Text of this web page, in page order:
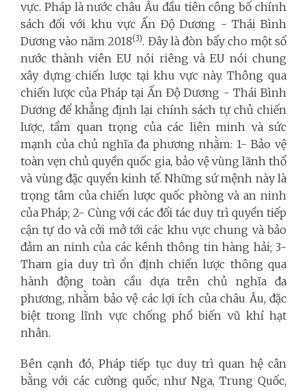
vực. Pháp là nước châu Âu đầu tiên công bố chính
sách đối với khu vực Ấn Độ Dương - Thái Bình
Dương vào năm 2018(3). Đây là đòn bẩy cho một số
nước thành viên EU nói riêng và EU nói chung
xây dựng chiến lược tại khu vực này. Thông qua
chiến lược của Pháp tại Ấn Độ Dương - Thái Bình
Dương để khẳng định lại chính sách tự chủ chiến
lược, tầm quan trọng của các liên minh và sức
mạnh của chủ nghĩa đa phương nhằm: 1- Bảo vệ
toàn vẹn chủ quyền quốc gia, bảo vệ vùng lãnh thổ
và vùng đặc quyền kinh tế. Những sứ mệnh này là
trọng tâm của chiến lược quốc phòng và an ninh
của Pháp; 2- Cùng với các đối tác duy trì quyền tiếp
cận tự do và cởi mở tới các khu vực chung và bảo
đảm an ninh của các kênh thông tin hàng hải; 3-
Tham gia duy trì ổn định chiến lược thông qua
hành động toàn cầu dựa trên chủ nghĩa đa
phương, nhằm bảo vệ các lợi ích của châu Âu, đặc
biệt trong lĩnh vực chống phổ biến vũ khí hạt
nhân.
Bên cạnh đó, Pháp tiếp tục duy trì quan hệ cân
bằng với các cường quốc, như Nga, Trung Quốc,